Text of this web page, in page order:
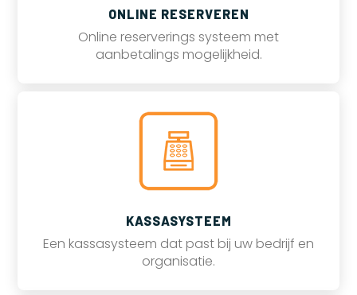
ONLINE RESERVEREN
Online reserverings systeem met
aanbetalings mogelijkheid.
KASSASYSTEEM
Een kassasysteem dat past bij uw bedrijf en
organisatie.